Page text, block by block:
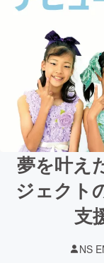
夢を叶え
ジェクト
支
NS